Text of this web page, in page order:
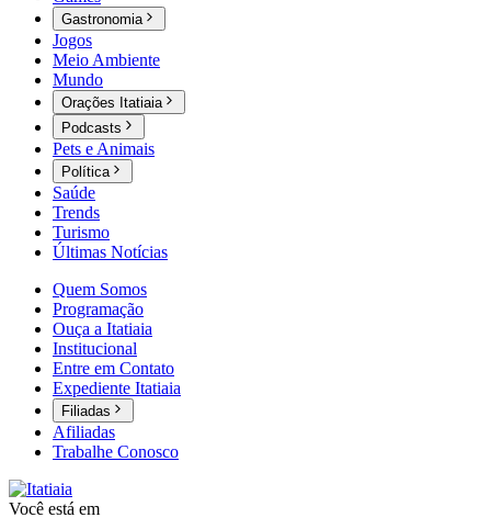
Gastronomia
Jogos
Meio Ambiente
Mundo
Orações Itatiaia
Podcasts
Pets e Animais
Política
Saúde
Trends
Turismo
Últimas Notícias
Quem Somos
Programação
Ouça a Itatiaia
Institucional
Entre em Contato
Expediente Itatiaia
Filiadas
Afiliadas
Trabalhe Conosco
Você está em